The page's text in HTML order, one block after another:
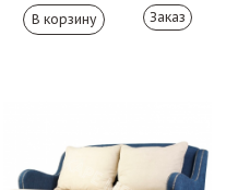
Заказ